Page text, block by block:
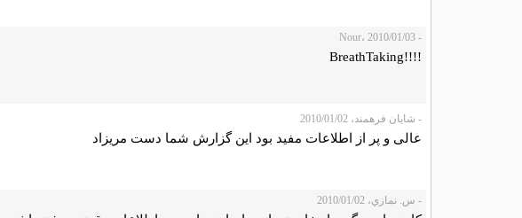
- Nour، 2010/01/03
!!!!BreathTaking
- شایان فرهمند، 2010/01/02
عالی و پر از اطلاعات مفید بود این گزارش شما دست مریزاد
- س. نمازي، 2010/01/02